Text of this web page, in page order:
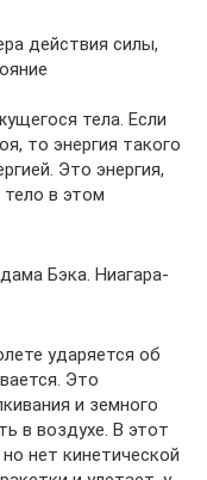
действия силы,
тела. Если
то энергия такого
Это энергия,
в этом
Бэка. Ниагара-
ударяется об
Это
и земного
в воздухе. В этот
нет кинетической